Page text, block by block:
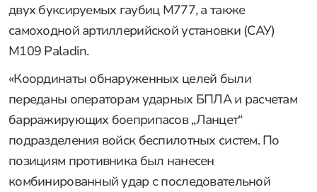
двух буксируемых гаубиц M777, а также
самоходной артиллерийской установки (САУ)
M109 Paladin.
«Координаты обнаруженных целей были
переданы операторам ударных БПЛА и расчетам
барражирующих боеприпасов „Ланцет“
подразделения войск беспилотных систем. По
позициям противника был нанесен
комбинированный удар с последовательной